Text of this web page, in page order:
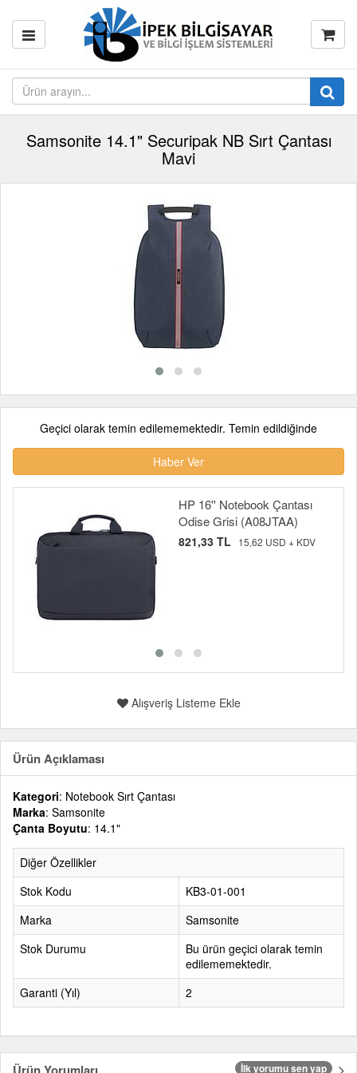
Samsonite 14.1" Securipak NB Sırt Çantası
Mavi
Geçici olarak temin edilememektedir. Temin edildiğinde
Haber Ver
HP 16'' Notebook Çantası
Odise Grisi (A08JTAA)
821,33 TL 15,62 USD + KDV
Alışveriş Listeme Ekle
Ürün Açıklaması
Kategori: Notebook Sırt Çantası
Marka: Samsonite
Çanta Boyutu: 14.1"
Diğer Özellikler
Stok Kodu
KB3-01-001
Marka
Samsonite
Stok Durumu
Bu ürün geçici olarak temin
edilememektedir.
Garanti (Yıl)
2
İlk yorumu sen yap